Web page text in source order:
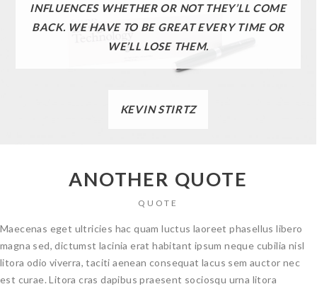
INFLUENCES WHETHER OR NOT THEY’LL COME
BACK. WE HAVE TO BE GREAT EVERY TIME OR
WE’LL LOSE THEM.
KEVIN STIRTZ
ANOTHER QUOTE
QUOTE
Maecenas eget ultricies hac quam luctus laoreet phasellus libero
magna sed, dictumst lacinia erat habitant ipsum neque cubilia nisl
litora odio viverra, taciti aenean consequat lacus sem auctor nec
est curae. Litora cras dapibus praesent sociosqu urna litora